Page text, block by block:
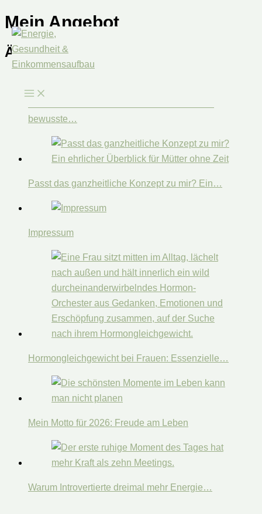
Zum
Inhalt
springen
Mein Angebot
Ähnliche Blogartikel:
bewusste…
Passt das ganzheitliche Konzept zu mir? Ein…
Impressum
Hormongleichgewicht bei Frauen: Essenzielle…
Mein Motto für 2026: Freude am Leben
Warum Introvertierte dreimal mehr Energie…